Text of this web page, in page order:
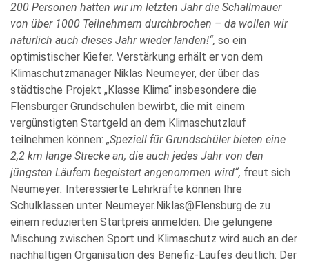
200 Personen hatten wir im letzten Jahr die Schallmauer
von über 1000 Teilnehmern durchbrochen – da wollen wir
natürlich auch dieses Jahr wieder landen!“, so ein
optimistischer Kiefer. Verstärkung erhält er von dem
Klimaschutzmanager Niklas Neumeyer, der über das
städtische Projekt „Klasse Klima“ insbesondere die
Flensburger Grundschulen bewirbt, die mit einem
vergünstigten Startgeld an dem Klimaschutzlauf
teilnehmen können: „Speziell für Grundschüler bieten eine
2,2 km lange Strecke an, die auch jedes Jahr von den
jüngsten Läufern begeistert angenommen wird“, freut sich
Neumeyer. Interessierte Lehrkräfte können Ihre
Schulklassen unter Neumeyer.Niklas@Flensburg.de zu
einem reduzierten Startpreis anmelden. Die gelungene
Mischung zwischen Sport und Klimaschutz wird auch an der
nachhaltigen Organisation des Benefiz-Laufes deutlich: Der